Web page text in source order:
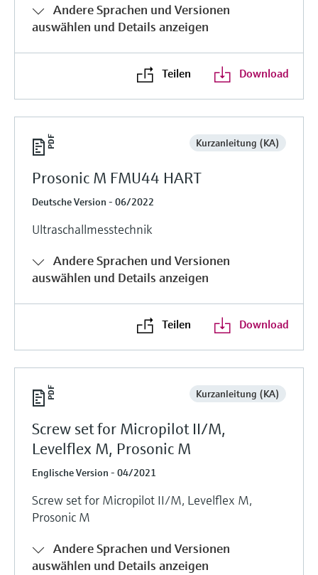
Andere Sprachen und Versionen
auswählen und Details anzeigen
Teilen Download
Kurzanleitung (KA)
Prosonic M FMU44 HART
Deutsche Version - 06/2022
Ultraschallmesstechnik
Andere Sprachen und Versionen
auswählen und Details anzeigen
Teilen Download
Kurzanleitung (KA)
Screw set for Micropilot II/M,
Levelflex M, Prosonic M
Englische Version - 04/2021
Screw set for Micropilot II/M, Levelflex M,
Prosonic M
Andere Sprachen und Versionen
auswählen und Details anzeigen